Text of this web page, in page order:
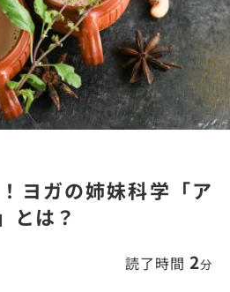
ヨガの姉妹科学「ア
とは？
読了時間 2分